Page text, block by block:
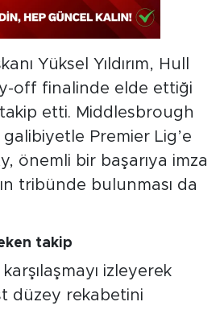
Yüksel Yıldırım, Hull
off finalinde elde ettiği
takip etti. Middlesbrough
galibiyetle Premier Lig’e
önemli bir başarıya imza
tribünde bulunması da
takip
karşılaşmayı izleyerek
düzey rekabetini